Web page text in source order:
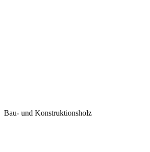
Bau- und Konstruktionsholz